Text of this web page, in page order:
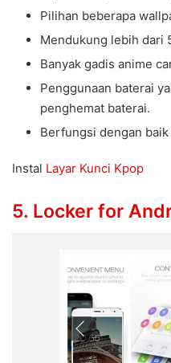
Pilihan beberapa
Mendukung lebih dari
Banyak gadis anime
Penggunaan baterai
penghemat baterai.
Berfungsi dengan
Instal Layar Kunci Kpop
5. Locker for